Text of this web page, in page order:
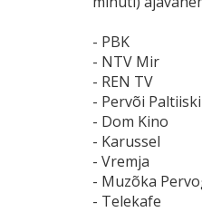
- PBK
- NTV Mir
- REN TV
- Pervõi
- Dom Kino
- Karussel
- Vremja
- Muzõka
- Telekafe